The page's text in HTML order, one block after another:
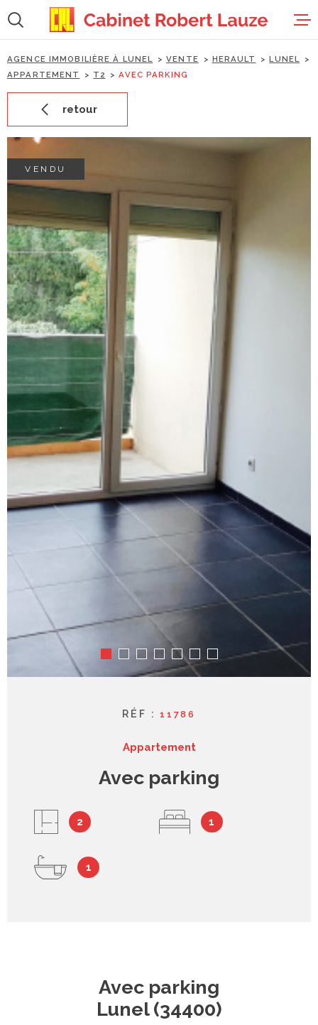
:la
recherche
au
menu
principal
au
contenu
accueil
AGENCE IMMOBILIÈRE À LUNEL VENTE HERAULT
LUNEL
APPARTEMENT
T2 AVEC PARKING
retour
VENDU
RÉF :11786
Appartement
Avec parking
2 1
1
Avec parking
Lunel (34400)